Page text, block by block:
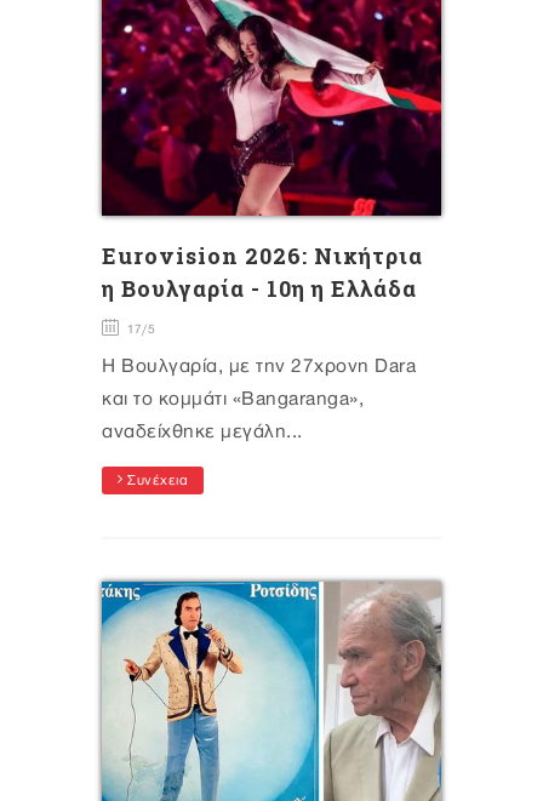
Eurovision 2026: Νικήτρια
η Βουλγαρία - 10η η Ελλάδα
17/5
Η Βουλγαρία, με την 27χρονη Dara
και το κομμάτι «Bangaranga»,
αναδείχθηκε μεγάλη...
Συνέχεια